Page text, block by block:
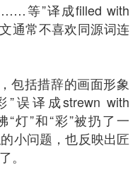
等”译成filled with
通常不喜欢同源词连
包括措辞的画面形象
误译成strewn with
“灯”和“彩”被扔了一
小问题，也反映出匠
。